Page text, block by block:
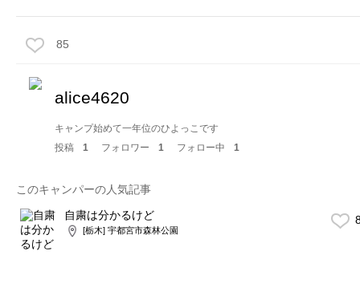
85
alice4620
キャンプ始めて一年位のひよっこです
投稿
1 フォロワー 1 フォロー中 1
このキャンパーの人気記事
自粛は分かるけど
[栃木] 宇都宮市森林公園